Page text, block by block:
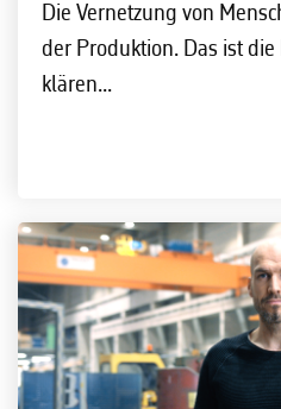
Die Vernetzung von
der Produktion. Das ist
klären...